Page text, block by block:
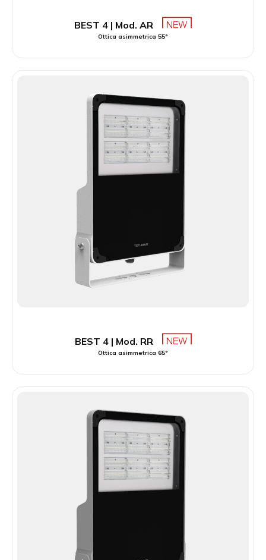
BEST 4 | Mod. AR
Ottica asimmetrica 55°
BEST 4 | Mod. RR
Ottica asimmetrica 65°